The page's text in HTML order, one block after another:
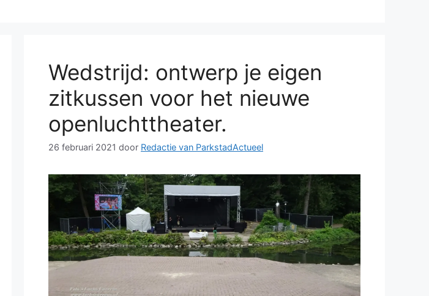
Wedstrijd: ontwerp je eigen
zitkussen voor het nieuwe
openluchttheater.
26 februari 2021 door Redactie van ParkstadActueel